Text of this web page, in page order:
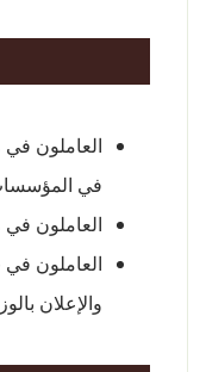
العاملون في
في
العاملون في
العاملون في
والإعلان